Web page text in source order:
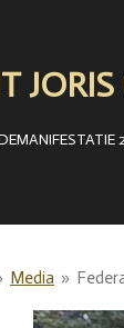
Media »